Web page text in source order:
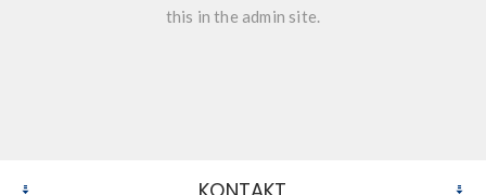
this in the admin site.